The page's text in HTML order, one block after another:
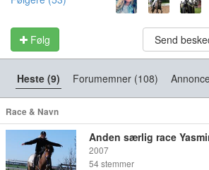
Følg Send
Heste (9) Forumemner (108)
Race & Navn
Anden særlig race
2007
54 stemmer